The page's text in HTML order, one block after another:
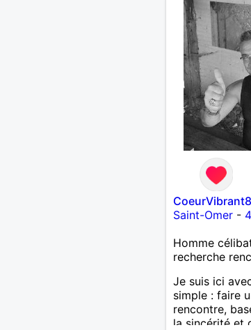
Saint-Omer-
Homme
recherche
Je suis ici
simple : faire
rencontre,
la sincérité et